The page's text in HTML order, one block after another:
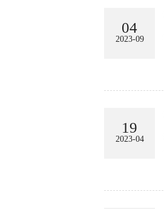
04
2023-09
19
2023-04